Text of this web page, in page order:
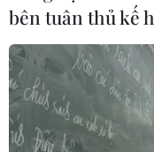
Tuyển sinh Đại
điểm ngành công
10/08/2026 10:35
bên tuân thủ kế